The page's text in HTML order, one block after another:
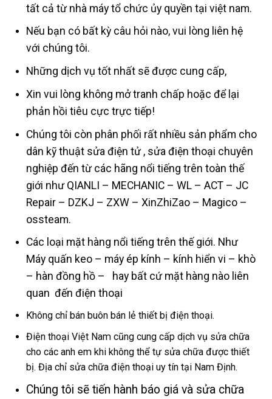
tất cả từ nhà máy tổ chức ủy quyền tại việt nam.
Nếu bạn có bất kỳ câu hỏi nào, vui lòng liên hệ
với chúng tôi.
Những dịch vụ tốt nhất sẽ được cung cấp,
Xin vui lòng không mở tranh chấp hoặc để lại
phản hồi tiêu cực trực tiếp!
Chúng tôi còn phân phối rất nhiều sản phẩm cho
dân kỹ thuật sửa điện tử , sửa điện thoại chuyên
nghiệp đến từ các hãng nổi tiếng trên toàn thế
giới như QIANLI – MECHANIC – WL – ACT – JC
Repair – DZKJ – ZXW – XinZhiZao – Magico –
ossteam.
Các loại mặt hàng nổi tiếng trên thế giới. Như
Máy quấn keo – máy ép kính – kính hiển vi – khò
– hàn đồng hồ – hay bất cứ mặt hàng nào liên
quan đến điện thoại
Không chỉ bán buôn bán lẻ thiết bị điện thoại.
Điện thoại Việt Nam cũng cung cấp dịch vụ sửa chữa
cho các anh em khi không thể tự sửa chữa được thiết
bị. Địa chỉ sửa chữa điện thoại uy tín tại Nam Định.
Chúng tôi sẽ tiến hành báo giá và sửa chữa